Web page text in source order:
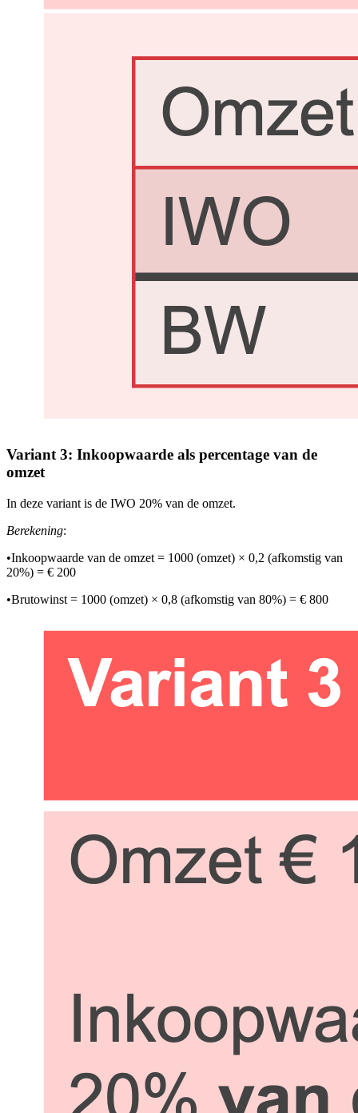
Variant 3: Inkoopwaarde als percentage van de
omzet
In deze variant is de IWO 20% van de omzet.
Berekening:
•Inkoopwaarde van de omzet = 1000 (omzet) × 0,2 (afkomstig van
20%) = € 200
•Brutowinst = 1000 (omzet) × 0,8 (afkomstig van 80%) = € 800